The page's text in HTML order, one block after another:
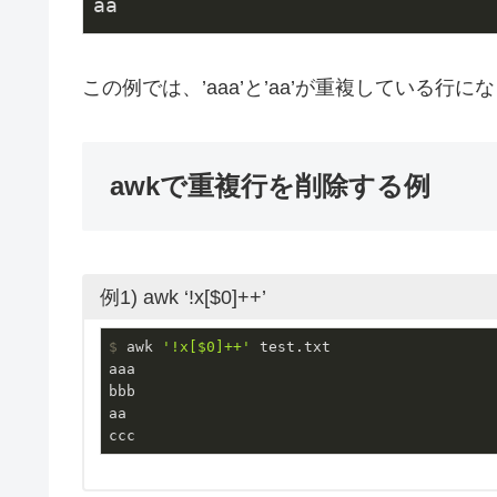
aa
この例では、’aaa’と’aa’が重複している行にな
awkで重複行を削除する例
例1) awk ‘!x[$0]++’
$ awk '!x[$0]++'
test.txt
aaa
bbb
aa
ccc